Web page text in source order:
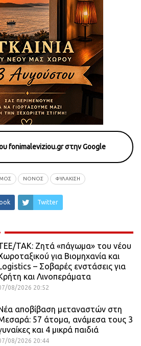
fonimaleviziou.gr στην Google
ΝΟΝΟΣ ΦΥΛΆΚΙΣΗ
Twitter
ΤΑΚ: Ζητά «πάγωμα» του νέου
για Βιομηχανία και
– Σοβαρές ενστάσεις για
και Λινοπεράματα
08/2026 20:52
αποβίβαση μεταναστών στη
57 άτομα, ανάμεσα τους 3
και 4 μικρά παιδιά
08/2026 20:44